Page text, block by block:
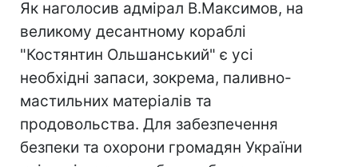
Як наголосив адмірал В.Максимов, на
великому десантному кораблі
"Костянтин Ольшанський" є усі
необхідні запаси, зокрема, паливно-
мастильних матеріалів та
продовольства. Для забезпечення
безпеки та охорони громадян України